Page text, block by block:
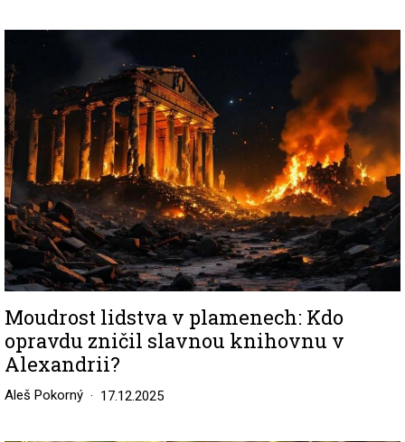
Image
Moudrost lidstva v plamenech: Kdo
opravdu zničil slavnou knihovnu v
Alexandrii?
Aleš Pokorný 17.12.2025